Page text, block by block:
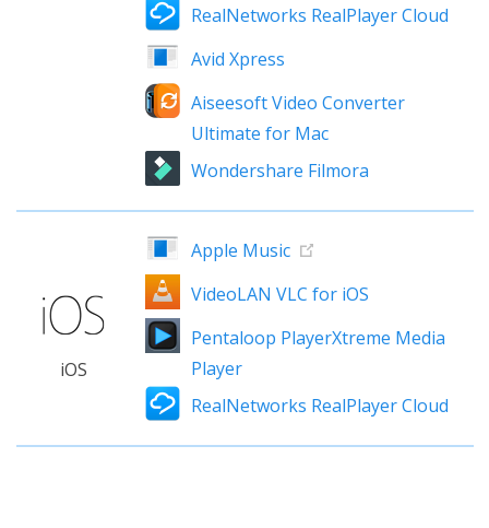
RealNetworks RealPlayer Cloud
Avid Xpress
Aiseesoft Video Converter
Ultimate for Mac
Wondershare Filmora
iOS
Apple Music
VideoLAN VLC for iOS
Pentaloop PlayerXtreme Media
Player
RealNetworks RealPlayer Cloud